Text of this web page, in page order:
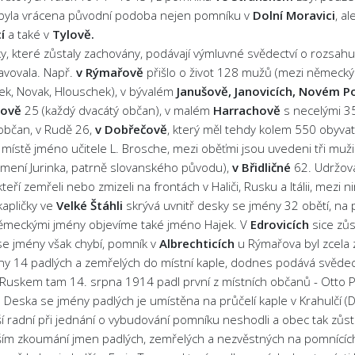
vrácena původní podoba nejen pomníku v Dolní Moravici,
a také v Tylově.
které zůstaly zachovány, podávají výmluvné svědectví o
Např. v Rýmařově přišlo o život 128 mužů (mezi
Novak, Hlouschek), v bývalém Janušově, Janovicích, Novém
25 (každý dvacátý občan), v malém Harrachově s necelými
v Rudě 26, v Dobřečově, který měl tehdy kolem 550
jméno učitele L. Brosche, mezi oběťmi jsou uvedeni tři
Jurinka, patrně slovanského původu), v Břidličné 62.
zemřeli nebo zmizeli na frontách v Haliči, Rusku a Itálii, mezi
ve Velké Štáhli skrývá uvnitř desky se jmény 32 obětí,
jmény objevíme také jméno Hajek. V Edrovicích sice
jmény však chybí, pomník v Albrechticích u Rýmařova byl
14 padlých a zemřelých do místní kaple, dodnes podává
tam 14. srpna 1914 padl první z místních občanů - Otto
Deska se jmény padlých je umístěna na průčelí kaple v Krahulčí
radní při jednání o vybudování pomníku neshodli a obec tak
zkoumání jmen padlých, zemřelých a nezvěstných na